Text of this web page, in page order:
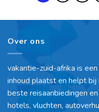
Over ons
vakantie-zuid-afrika is
inhoud plaatst en helpt
beste reisaanbiedingen
hotels, vluchten,